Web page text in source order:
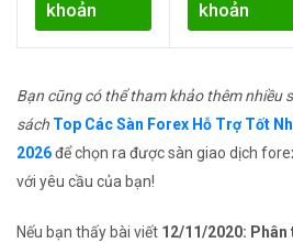
khoản
khoản
Bạn cũng có thể tham khảo thêm nhiều
sách Top Các Sàn Forex Hỗ Trợ Tốt
2026để chọn ra được sàn giao dịch
với yêu cầu của bạn!
Nếu bạn thấy bài viết 12/11/2020: